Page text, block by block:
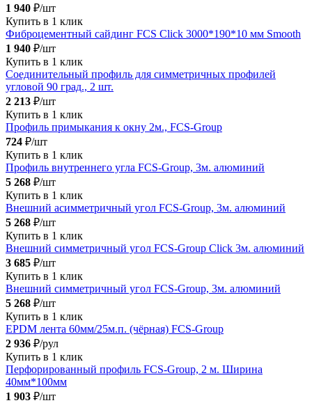
1 940 ₽/шт
Купить в 1 клик
Фиброцементный сайдинг FCS Click 3000*190*10 мм Smooth
1 940 ₽/шт
Купить в 1 клик
Соединительный профиль для симметричных профилей
угловой 90 град., 2 шт.
2 213 ₽/шт
Купить в 1 клик
Профиль примыкания к окну 2м., FCS-Group
724 ₽/шт
Купить в 1 клик
Профиль внутреннего угла FCS-Group, 3м. алюминий
5 268 ₽/шт
Купить в 1 клик
Внешний асимметричный угол FCS-Group, 3м. алюминий
5 268 ₽/шт
Купить в 1 клик
Внешний симметричный угол FCS-Group Click 3м. алюминий
3 685 ₽/шт
Купить в 1 клик
Внешний симметричный угол FCS-Group, 3м. алюминий
5 268 ₽/шт
Купить в 1 клик
EPDM лента 60мм/25м.п. (чёрная) FCS-Group
2 936 ₽/рул
Купить в 1 клик
Перфорированный профиль FCS-Group, 2 м. Ширина
40мм*100мм
1 903 ₽/шт